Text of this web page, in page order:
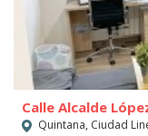
Calle Alcalde
Quintana, Ciudad